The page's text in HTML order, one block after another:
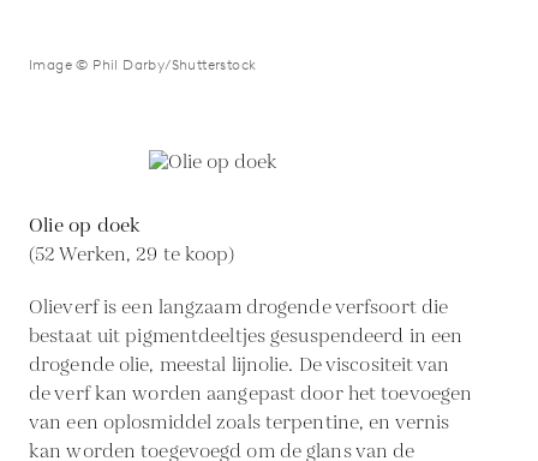
Image © Phil Darby/Shutterstock
Olie op doek
(52 Werken, 29 te koop)
Olieverf is een langzaam drogende verfsoort die
bestaat uit pigmentdeeltjes gesuspendeerd in een
drogende olie, meestal lijnolie. De viscositeit van
de verf kan worden aangepast door het toevoegen
van een oplosmiddel zoals terpentine, en vernis
kan worden toegevoegd om de glans van de